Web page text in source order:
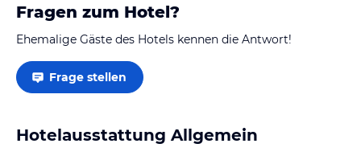
Fragen zum Hotel?
Ehemalige Gäste des Hotels kennen die Antwort!
Frage stellen
Hotelausstattung Allgemein